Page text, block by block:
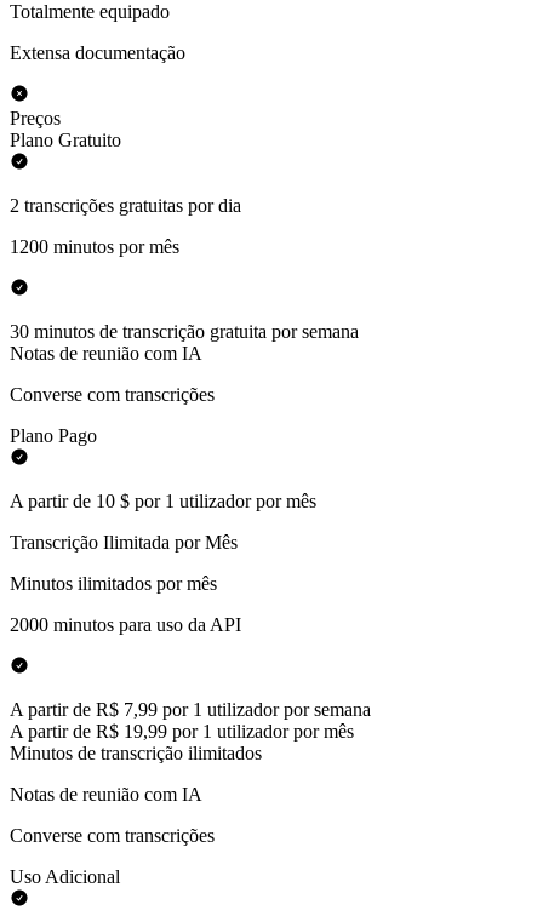
Totalmente equipado
Extensa documentação
Preços
Plano Gratuito
2 transcrições gratuitas por dia
1200 minutos por mês
30 minutos de transcrição gratuita por semana
Notas de reunião com IA
Converse com transcrições
Plano Pago
A partir de 10 $ por 1 utilizador por mês
Transcrição Ilimitada por Mês
Minutos ilimitados por mês
2000 minutos para uso da API
A partir de R$ 7,99 por 1 utilizador por semana
A partir de R$ 19,99 por 1 utilizador por mês
Minutos de transcrição ilimitados
Notas de reunião com IA
Converse com transcrições
Uso Adicional